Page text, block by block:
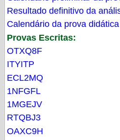
Resultado definitivo da
Calendário da prova didática
Provas Escritas:
OTXQ8F
ITYITP
ECL2MQ
1NFGFL
1MGEJV
RTQBJ3
OAXC9H